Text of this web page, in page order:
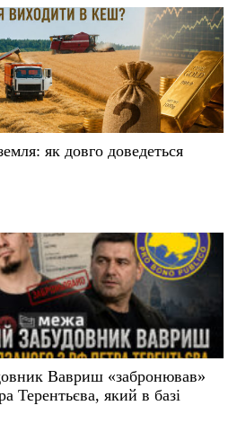
як довго доведеться
Вавриш «забронював»
Терентьєва, який в базі